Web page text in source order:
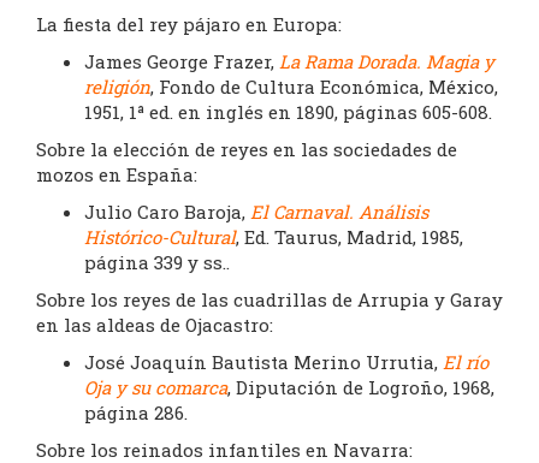
La fiesta del rey pájaro en Europa:
James George Frazer, La Rama Dorada. Magia y
religión, Fondo de Cultura Económica, México,
1951, 1ª ed. en inglés en 1890, páginas 605-608.
Sobre la elección de reyes en las sociedades de
mozos en España:
Julio Caro Baroja, El Carnaval. Análisis
Histórico-Cultural, Ed. Taurus, Madrid, 1985,
página 339 y ss..
Sobre los reyes de las cuadrillas de Arrupia y Garay
en las aldeas de Ojacastro:
José Joaquín Bautista Merino Urrutia, El río
Oja y su comarca, Diputación de Logroño, 1968,
página 286.
Sobre los reinados infantiles en Navarra: